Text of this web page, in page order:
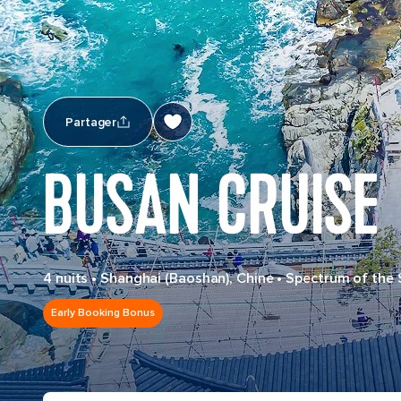
Partager
BUSAN CRUISE
4 nuits•Shanghai (Baoshan), Chine•Spectrum of the
Early Booking Bonus